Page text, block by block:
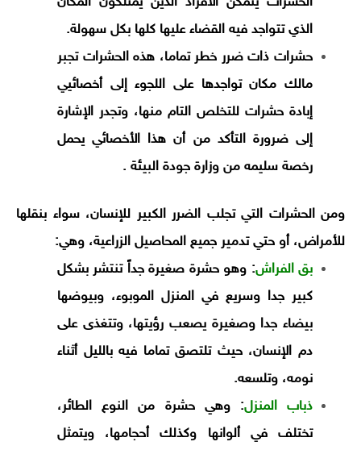
الذي تتواجد فيه القضاء عليها كلها بكل سهولة.
حشرات ذات ضرر خطر تماما، هذه الحشرات تجبر
مالك مكان تواجدها على اللجوء إلى أخصائيي
إبادة حشرات للتخلص التام منها، وتجدر الإشارة
إلى ضرورة التأكد من أن هذا الأخصائي يحمل
رخصة سليمه من وزارة جودة البيئة .
ومن الحشرات التي تجلب الضرر الكبير للإنسان، سواء بنقلها
للأمراض، أو حتي تدمير جميع المحاصيل الزراعية، وهي:
بق الفراش: وهو حشرة صغيرة جداً تنتشر بشكل
كبير جدا وسريع في المنزل الموبوء، وبيوضها
بيضاء جدا وصغيرة يصعب رؤيتها، وتتغذى على
دم الإنسان، حيث تلتصق تماما فيه بالليل أثناء
نومه، وتلسعه.
ذباب المنزل:
وهي حشرة من النوع الطائر،
تختلف في ألوانها وكذلك أحجامها، ويتمثل